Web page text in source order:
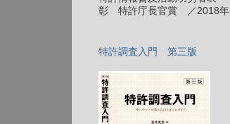
彰 特許庁長官賞 ／2018年
特許調査入門 第三版